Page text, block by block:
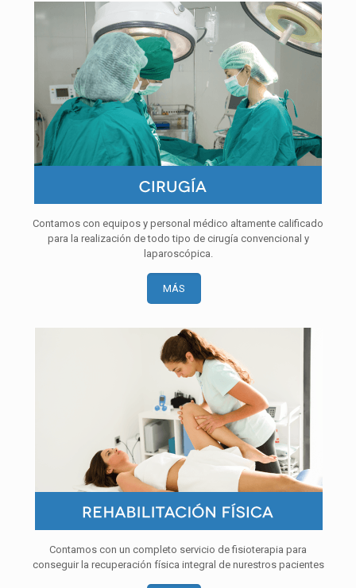
Contamos con equipos y personal médico altamente calificado
para la realización de todo tipo de cirugía convencional y
laparoscópica.
MÁS
Contamos con un completo servicio de fisioterapia para
conseguir la recuperación física integral de nurestros pacientes